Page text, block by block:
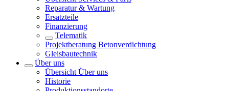
Reparatur & Wartung
Ersatzteile
Finanzierung
Telematik
Projektberatung Betonverdichtung
Gleisbautechnik
Über uns
Übersicht Über uns
Historie